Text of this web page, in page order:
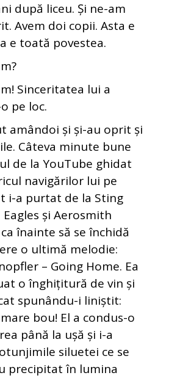
după liceu. Și ne-am
Avem doi copii. Asta e
e toată povestea.
Sinceritatea lui a
pe loc.
amândoi și și-au oprit și
Câteva minute bune
de la YouTube ghidat
navigărilor lui pe
i-a purtat de la Sting
Eagles și Aerosmith
înainte să se închidă
o ultimă melodie:
– Going Home. Ea
o înghițitură de vin și
spunându-i liniștit:
bou! El a condus-o
până la ușă și i-a
siluetei ce se
precipitat în lumina